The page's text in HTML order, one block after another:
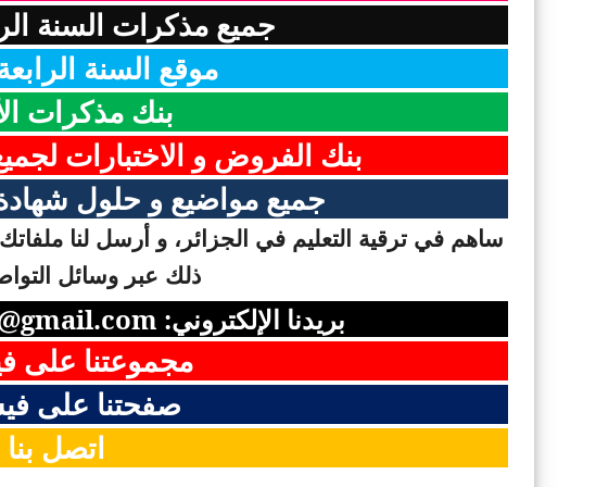
جميع مذكرات السنة
موقع السنة
بنك مذكرات
بنك الفروض و الاختبارات
جميع مواضيع و حلول
ساهم في ترقية التعليم في الجزائر، و أرسل لنا
ذلك عبر وسائل
بريدنا الإلكتروني:
مجموعتنا على
صفحتنا على
اتصل بنا